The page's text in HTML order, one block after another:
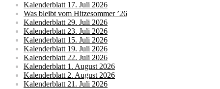
Kalenderblatt 17. Juli 2026
Was bleibt vom Hitzesommer ’26
Kalenderblatt 29. Juli 2026
Kalenderblatt 23. Juli 2026
Kalenderblatt 15. Juli 2026
Kalenderblatt 19. Juli 2026
Kalenderblatt 22. Juli 2026
Kalenderblatt 1. August 2026
Kalenderblatt 2. August 2026
Kalenderblatt 21. Juli 2026